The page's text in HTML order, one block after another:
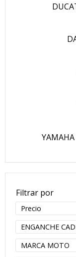
Filtrar por
Precio
ENGANCHE
MARCA MOTO